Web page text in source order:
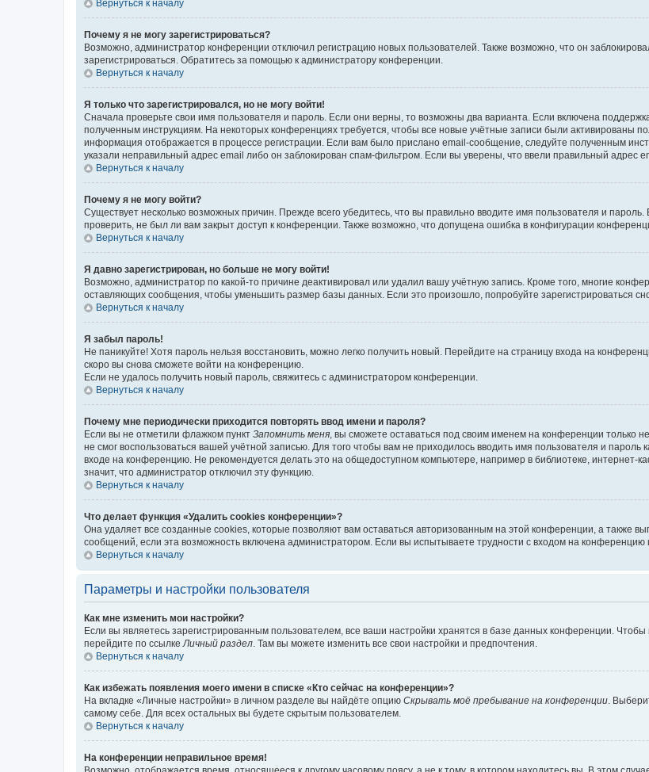
Вернуться к началу
Почему я не могу зарегистрироваться?
Возможно, администратор конференции отключил регистрацию новых пользователей. Также возможно, что он
зарегистрироваться. Обратитесь за помощью к администратору конференции.
Вернуться к началу
Я только что зарегистрировался, но не могу войти!
Сначала проверьте свои имя пользователя и пароль. Если они верны, то возможны два варианта. Если включена
полученным инструкциям. На некоторых конференциях требуется, чтобы все новые учётные записи были активированы
информация отображается в процессе регистрации. Если вам было прислано email-сообщение, следуйте полученным
указали неправильный адрес email либо он заблокирован спам-фильтром. Если вы уверены, что ввели правильный адрес
Вернуться к началу
Почему я не могу войти?
Существует несколько возможных причин. Прежде всего убедитесь, что вы правильно вводите имя пользователя и
проверить, не был ли вам закрыт доступ к конференции. Также возможно, что допущена ошибка в конфигурации
Вернуться к началу
Я давно зарегистрирован, но больше не могу войти!
Возможно, администратор по какой-то причине деактивировал или удалил вашу учётную запись. Кроме того, многие
оставляющих сообщения, чтобы уменьшить размер базы данных. Если это произошло, попробуйте зарегистрироваться
Вернуться к началу
Я забыл пароль!
Не паникуйте! Хотя пароль нельзя восстановить, можно легко получить новый. Перейдите на страницу входа на
скоро вы снова сможете войти на конференцию.
Если не удалось получить новый пароль, свяжитесь с администратором конференции.
Вернуться к началу
Почему мне периодически приходится повторять ввод имени и пароля?
Если вы не отметили флажком пункт Запомнить меня, вы сможете оставаться под своим именем на конференции только
не смог воспользоваться вашей учётной записью. Для того чтобы вам не приходилось вводить имя пользователя и
входе на конференцию. Не рекомендуется делать это на общедоступном компьютере, например в библиотеке, интернет-
значит, что администратор отключил эту функцию.
Вернуться к началу
Что делает функция «Удалить cookies конференции»?
Она удаляет все созданные cookies, которые позволяют вам оставаться авторизованным на этой конференции, а также
сообщений, если эта возможность включена администратором. Если вы испытываете трудности с входом на
Вернуться к началу
Параметры и настройки пользователя
Как мне изменить мои настройки?
Если вы являетесь зарегистрированным пользователем, все ваши настройки хранятся в базе данных конференции.
перейдите по ссылкеЛичный раздел. Там вы можете изменить все свои настройки и предпочтения.
Вернуться к началу
Как избежать появления моего имени в списке «Кто сейчас на конференции»?
На вкладке «Личные настройки» в личном разделе вы найдёте опцию Скрывать моё пребывание на конференции.
самому себе. Для всех остальных вы будете скрытым пользователем.
Вернуться к началу
На конференции неправильное время!